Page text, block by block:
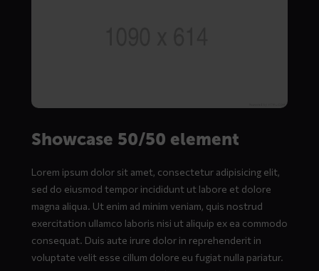
Showcase 50/50 element
Lorem ipsum dolor sit amet, consectetur adipisicing elit,
sed do eiusmod tempor incididunt ut labore et dolore
magna aliqua. Ut enim ad minim veniam, quis nostrud
exercitation ullamco laboris nisi ut aliquip ex ea commodo
consequat. Duis aute irure dolor in reprehenderit in
voluptate velit esse cillum dolore eu fugiat nulla pariatur.